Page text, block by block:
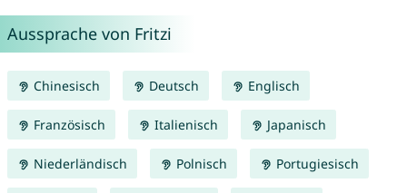
Aussprache von Fritzi
Chinesisch Deutsch Englisch
Französisch Italienisch Japanisch
Niederländisch Polnisch Portugiesisch